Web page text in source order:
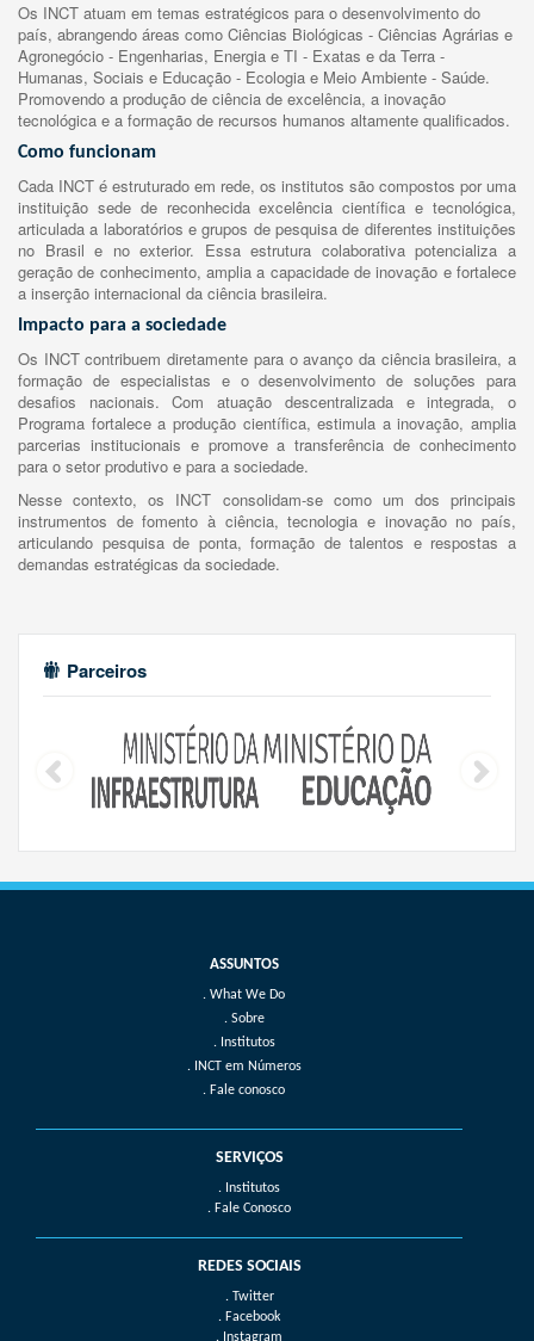
Os INCT atuam em temas estratégicos para o desenvolvimento do
país, abrangendo áreas como Ciências Biológicas - Ciências Agrárias e
Agronegócio - Engenharias, Energia e TI - Exatas e da Terra -
Humanas, Sociais e Educação - Ecologia e Meio Ambiente - Saúde.
Promovendo a produção de ciência de excelência, a inovação
tecnológica e a formação de recursos humanos altamente qualificados.
Como funcionam
Cada INCT é estruturado em rede, os institutos são compostos por uma
instituição sede de reconhecida excelência científica e tecnológica,
articulada a laboratórios e grupos de pesquisa de diferentes instituições
no Brasil e no exterior. Essa estrutura colaborativa potencializa a
geração de conhecimento, amplia a capacidade de inovação e fortalece
a inserção internacional da ciência brasileira.
Impacto para a sociedade
Os INCT contribuem diretamente para o avanço da ciência brasileira, a
formação de especialistas e o desenvolvimento de soluções para
desafios nacionais. Com atuação descentralizada e integrada, o
Programa fortalece a produção científica, estimula a inovação, amplia
parcerias institucionais e promove a transferência de conhecimento
para o setor produtivo e para a sociedade.
Nesse contexto, os INCT consolidam-se como um dos principais
instrumentos de fomento à ciência, tecnologia e inovação no país,
articulando pesquisa de ponta, formação de talentos e respostas a
demandas estratégicas da sociedade.
Parceiros
What We Do
Sobre
Institutos
INCT em Números
Fale conosco
SERVIÇOS
. Institutos
. Fale Conosco
REDES SOCIAIS
. Twitter
. Facebook
. Instagram